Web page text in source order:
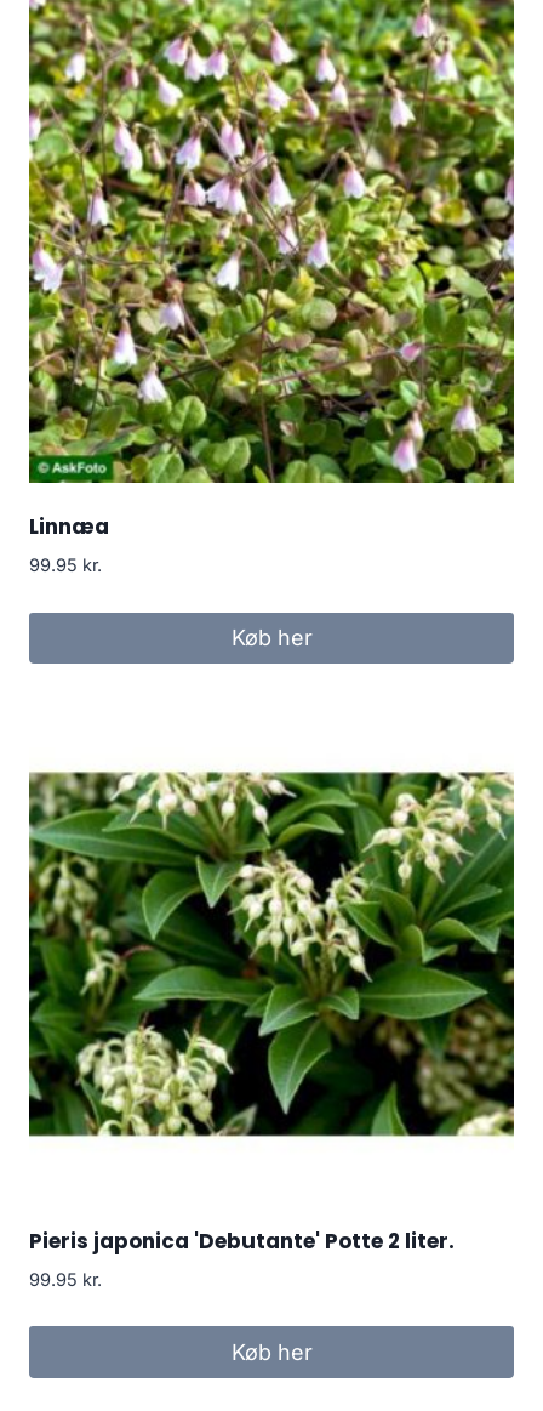
Linnæa
99.95 kr.
Køb her
Pieris japonica 'Debutante' Potte 2 liter.
99.95 kr.
Køb her